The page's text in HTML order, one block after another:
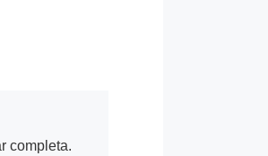
completa.